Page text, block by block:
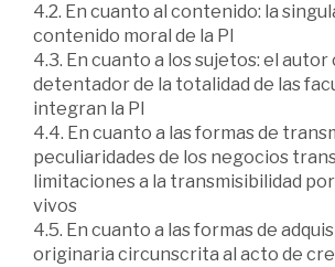
4.2. En cuanto al contenido: la
contenido moral de la PI
4.3. En cuanto a los sujetos: el autor
detentador de la totalidad de las
integran la PI
4.4. En cuanto a las formas de
peculiaridades de los negocios
limitaciones a la transmisibilidad
vivos
4.5. En cuanto a las formas de
originaria circunscrita al acto de